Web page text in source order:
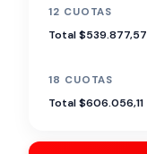
12 CUOTAS
Total $539.877,57
18 CUOTAS
Total $606.056,11